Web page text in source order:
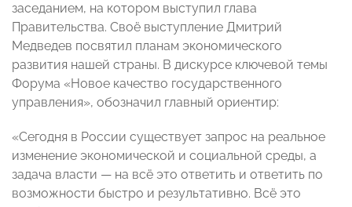
заседанием, на котором выступил глава
Правительства. Своё выступление Дмитрий
Медведев посвятил планам экономического
развития нашей страны. В дискурсе ключевой темы
Форума «Новое качество государственного
управления», обозначил главный ориентир:
«Сегодня в России существует запрос на реальное
изменение экономической и социальной среды, а
задача власти — на всё это ответить и ответить по
возможности быстро и результативно. Всё это